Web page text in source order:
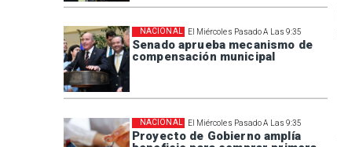
El Miércoles Pasado A Las 9:35
Senado aprueba mecanismo de
compensación municipal
NACIONAL
El Miércoles Pasado A Las 9:35
Proyecto de Gobierno amplía
NACIONAL